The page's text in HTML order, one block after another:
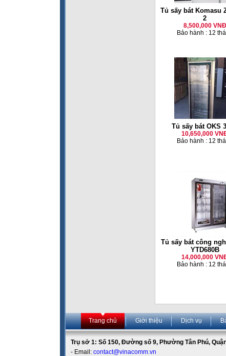
Tủ sấy bát Komasu
2
8,500,000 VNĐ
Bảo hành : 12
Tủ sấy bát OKS
10,650,000
Bảo hành : 12
Tủ sấy bát công
YTD680B
14,000,000
Bảo hành : 12
Trang chủ Giới thiệu Dịch vụ
Trụ sở 1: Số 150, Đường số 9, Phường Tân Phú,
- Email: contact@vinacomm.vn